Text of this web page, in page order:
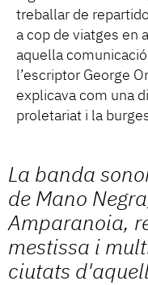
treballar de
a cop de viatges en
aquella
l’escriptor George
explicava com una
proletariat i la
La banda
de Mano
Amparanoia,
mestissa i
ciutats